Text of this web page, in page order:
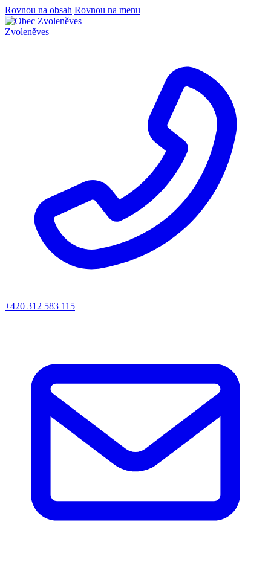
Rovnou na obsah Rovnou na menu
Zvoleněves
+420 312 583 115